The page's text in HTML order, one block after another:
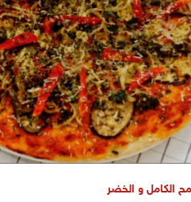
الكامل و الخضر